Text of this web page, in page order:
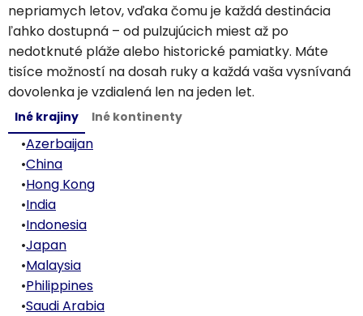
nepriamych letov, vďaka čomu je každá destinácia
ľahko dostupná – od pulzujúcich miest až po
nedotknuté pláže alebo historické pamiatky. Máte
tisíce možností na dosah ruky a každá vaša vysnívaná
dovolenka je vzdialená len na jeden let.
Iné krajiny Iné kontinenty
•Azerbaijan
•China
•Hong Kong
•India
•Indonesia
•Japan
•Malaysia
•Philippines
•Saudi Arabia